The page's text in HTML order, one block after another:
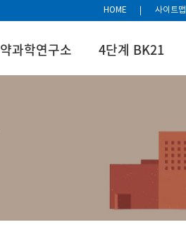
HOME 사이트맵
약과학연구소 4단계 BK21